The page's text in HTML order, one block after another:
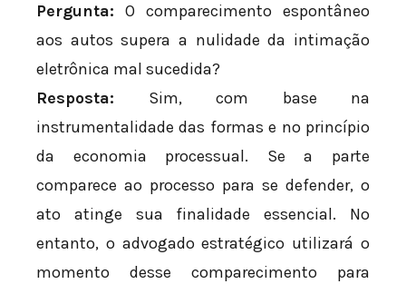
Pergunta: O comparecimento espontâneo
aos autos supera a nulidade da intimação
eletrônica mal sucedida?
Resposta: Sim, com base na
instrumentalidade das formas e no princípio
da economia processual. Se a parte
comparece ao processo para se defender, o
ato atinge sua finalidade essencial. No
entanto, o advogado estratégico utilizará o
momento desse comparecimento para